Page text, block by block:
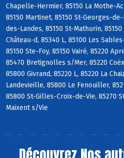
Chapelle-Hermier, 85150 La Mothe-
85150 Martinet, 85150 St-Georges-
des-Landes, 85150 St-Mathurin,
Château-d, 85340 L, 85100 Les
85150 Ste-Foy, 85150 Vairé, 85220
85470 Bretignolles s/Mer, 85220
85800 Givrand, 85220 L, 85220 La
Landevieille, 85800 Le Fenouiller,
85800 St-Gilles-Croix-de-Vie, 85270
Maixent s/Vie